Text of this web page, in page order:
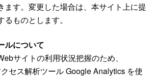
ます。変更した場合は、本サイト上に提
ものとします。
ルについて
サイトの利用状況把握のため、
セス解析ツール Google Analytics を使